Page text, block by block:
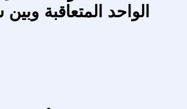
الواحد المتعاقبة